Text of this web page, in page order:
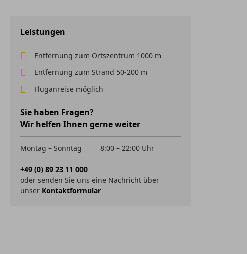
Leistungen
Entfernung zum Ortszentrum 1000 m
Entfernung zum Strand 50-200 m
Fluganreise möglich
Sie haben Fragen?
Wir helfen Ihnen gerne weiter
Montag – Sonntag 8:00 – 22:00 Uhr
+49 (0) 89 23 11 000
oder senden Sie uns eine Nachricht über
unser Kontaktformular